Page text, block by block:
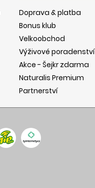
Doprava & platba
Bonus klub
Velkoobchod
Výživové poradenství
Akce - Šejkr zdarma
Naturalis Premium
Partnerství